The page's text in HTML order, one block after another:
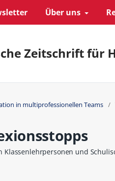
Über uns
Zeitschrift für
in multiprofessionellen Teams /
und